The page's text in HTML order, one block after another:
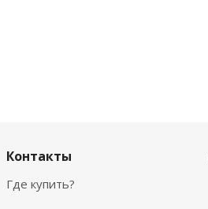
Контакты
Где купить?